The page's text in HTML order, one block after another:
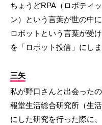
ちょうどRPA（ロボティ
ン）という言葉が世の中
ロボットという言葉が受
を「ロボット投信」にしま
三矢
私が野口さんと出会った
報堂生活総合研究所（生
にした研究を行った際に